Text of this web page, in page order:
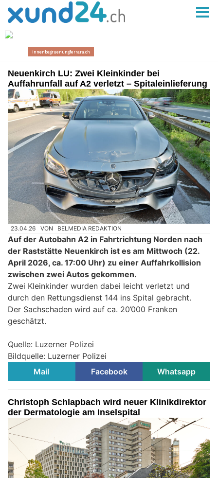
Neuenkirch LU: Zwei Kleinkinder bei
Auffahrunfall auf A2 verletzt – Spitaleinlieferung
23.04.26 VON BELMEDIA REDAKTION
Auf der Autobahn A2 in Fahrtrichtung Norden nach
der Raststätte Neuenkirch ist es am Mittwoch (22.
April 2026, ca. 17:00 Uhr) zu einer Auffahrkollision
zwischen zwei Autos gekommen.
Zwei Kleinkinder wurden dabei leicht verletzt und
durch den Rettungsdienst 144 ins Spital gebracht.
Der Sachschaden wird auf ca. 20’000 Franken
geschätzt.
Quelle: Luzerner Polizei
Bildquelle: Luzerner Polizei
Mail
Facebook Whatsapp
Christoph Schlapbach wird neuer Klinikdirektor
der Dermatologie am Inselspital